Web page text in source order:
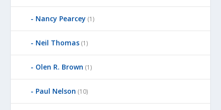
Nancy Pearcey (1)
Neil Thomas (1)
Olen R. Brown (1)
Paul Nelson (10)